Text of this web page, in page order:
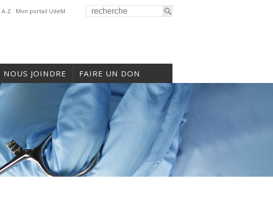
A-Z Mon portail UdeM
NOUS JOINDRE FAIRE UN DON